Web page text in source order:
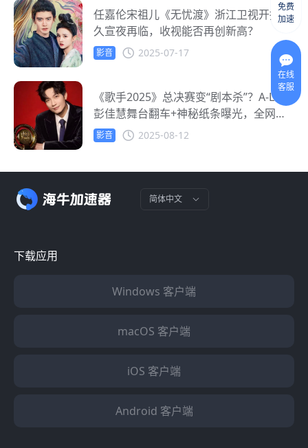
任嘉伦宋祖儿《无忧渡》浙江卫视开播！
久宣夜再临，收视能否再创新高？
影音 2025-07-17
《歌手2025》总决赛变“剧本杀”？A-Lin
彭佳慧舞台翻车+神秘纸条曝光，全网炸
锅
影音 2025-08-12
简体中文
下载应用
Windows 客户端
macOS 客户端
iOS 客户端
Android 客户端
免费
加速
在线
客服